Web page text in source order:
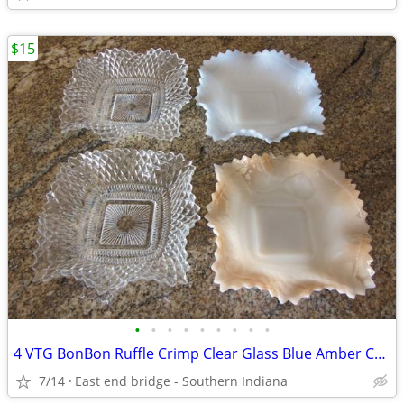
• • • • • • • • •
4 VTG BonBon Ruffle Crimp Clear Glass Blue Amber Candy Dishes Bowls
7/14 East end bridge - Southern Indiana
$15